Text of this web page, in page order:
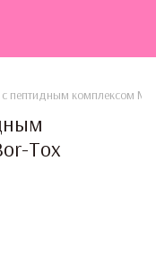
пептидным комплексом
Tox